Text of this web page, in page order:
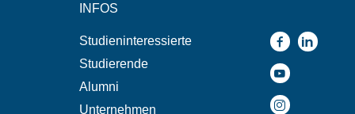
INFOS
Studieninteressierte
Studierende
Alumni
Unternehmen